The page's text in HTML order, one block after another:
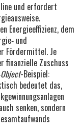
und erfordert
Energieeffizienz, dem
und
Fördermittel. Je
finanzielle Zuschuss
-Beispiel:
bedeutet das,
senken, sondern